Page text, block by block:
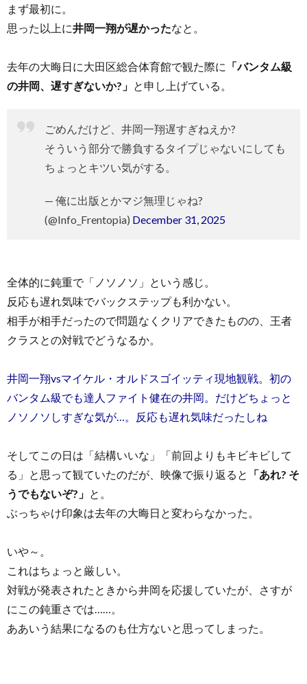
まず最初に。
思った以上に井岡一翔が遅かったなと。
去年の大晦日に大田区総合体育館で観た際に 「バンタム級
の井岡、遅すぎないか?」 と申し上げている。
ごめんだけど、井岡一翔遅すぎねえか?
そういう部分で勝負するタイプじゃないにしても
ちょっとキツい気がする。
— 俺に出版とかマジ無理じゃね?
(@Info_Frentopia) December 31, 2025
全体的に鈍重で「ノソノソ」という感じ。
反応も遅れ気味でバックステップも利かない。
相手が相手だったので問題なくクリアできたものの、王者
クラスとの対戦でどうなるか。
井岡一翔vsマイケル・オルドスゴイッティ現地観戦。初の
バンタム級でも達人ファイト健在の井岡。だけどちょっと
ノソノソしすぎな気が…。反応も遅れ気味だったしね
そしてこの日は「結構いいな」「前回よりもキビキビして
る」と思って観ていたのだが、映像で振り返ると
「あれ? そ
うでもないぞ?」 と。
ぶっちゃけ印象は去年の大晦日と変わらなかった。
いや～。
これはちょっと厳しい。
対戦が発表されたときから井岡を応援していたが、さすが
にこの鈍重さでは……。
ああいう結果になるのも仕方ないと思ってしまった。